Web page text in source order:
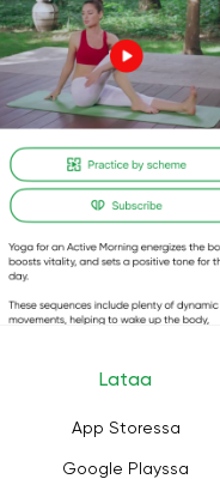
Lataa
App Storessa
Google Playssa